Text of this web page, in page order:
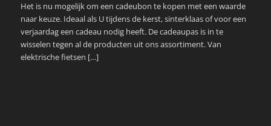
Het is nu mogelijk om een cadeubon te kopen met een waarde
naar keuze. Ideaal als U tijdens de kerst, sinterklaas of voor een
verjaardag een cadeau nodig heeft. De cadeaupas is in te
wisselen tegen al de producten uit ons assortiment. Van
elektrische fietsen […]